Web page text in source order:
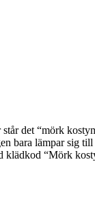
det “mörk
bara lämpar sig
klädkod “Mörk